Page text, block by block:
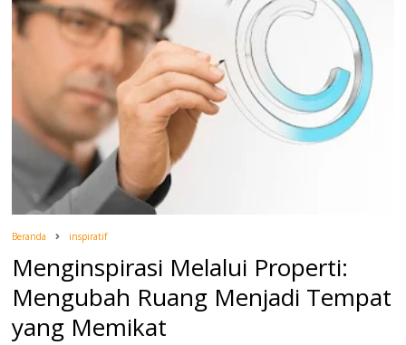
Beranda inspiratif
Menginspirasi Melalui Properti:
Mengubah Ruang Menjadi Tempat
yang Memikat